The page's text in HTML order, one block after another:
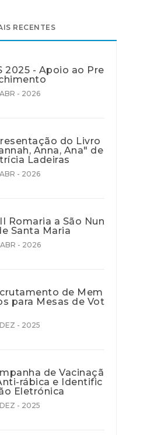
RECENTES
2025 - Apoio ao Pre
- 2026
do Livro
Anna, Ana" de
Ladeiras
- 2026
Romaria a São Nun
Santa Maria
ABR - 2026
de Mem
para Mesas de Vot
- 2025
de Vacinaçã
rábica e Identific
Eletrónica
- 2025